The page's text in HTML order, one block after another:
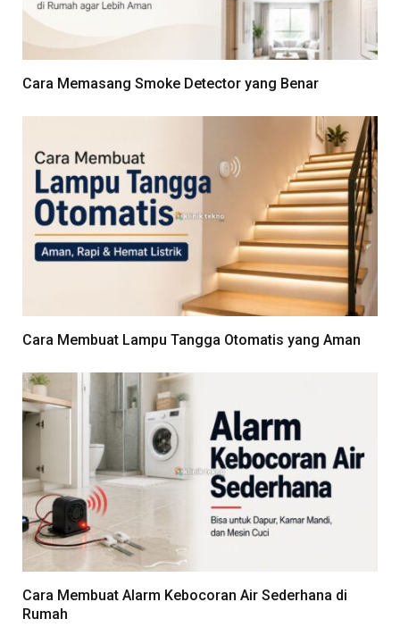
Cara Memasang Smoke Detector yang Benar
Cara Membuat Lampu Tangga Otomatis yang Aman
Cara Membuat Alarm Kebocoran Air Sederhana di
Rumah